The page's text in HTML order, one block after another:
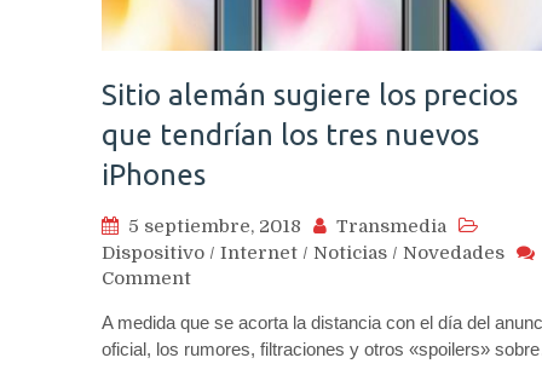
Sitio alemán sugiere los precios
que tendrían los tres nuevos
iPhones
5 septiembre, 2018
Transmedia
Dispositivo / Internet / Noticias / Novedades
Commenton
alemán
sugiere
A medida que se acorta la distancia con el día del
oficial, los rumores, filtraciones y otros «spoilers»